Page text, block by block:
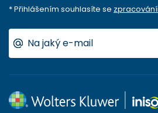
* Přihlášením souhlasíte se